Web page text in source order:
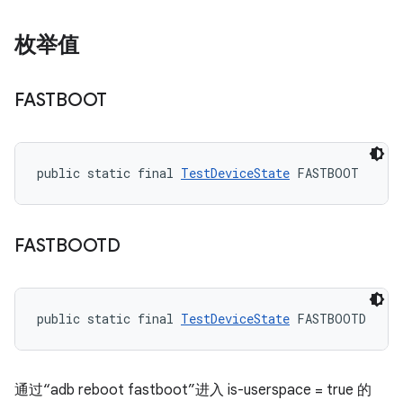
枚举值
FASTBOOT
public static final TestDeviceState FASTBOOT
FASTBOOTD
public static final TestDeviceState FASTBOOTD
通过“adb reboot fastboot”进入 is-userspace = true 的